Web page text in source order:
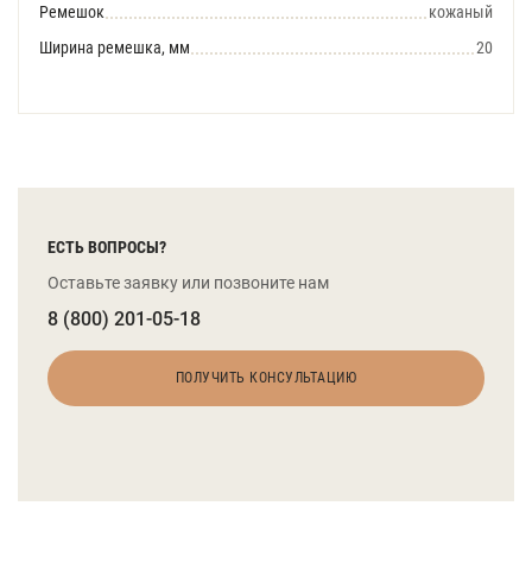
Ремешок
кожаный
Ширина ремешка, мм
20
ЕСТЬ ВОПРОСЫ?
Оставьте заявку или позвоните нам
8 (800) 201-05-18
ПОЛУЧИТЬ КОНСУЛЬТАЦИЮ